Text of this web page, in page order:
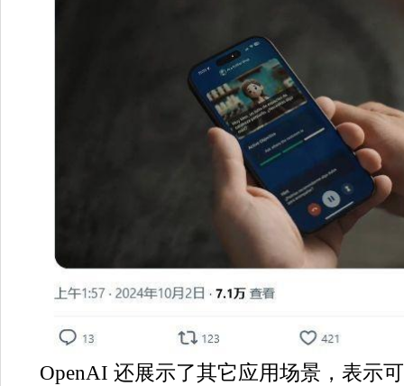
OpenAI 还展示了其它应用场景，表示